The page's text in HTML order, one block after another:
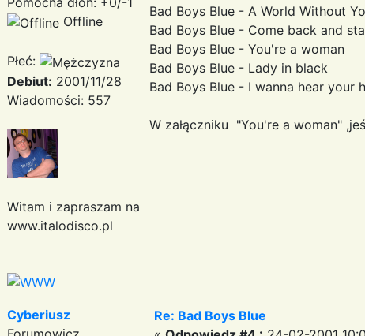
Offline
Płeć:
Debiut: 2001/11/28
Wiadomości: 557
Witam i zapraszam na
www.italodisco.pl
Bad Boys Blue - A World Without
Bad Boys Blue - Come back and
Bad Boys Blue - You're a woman
Bad Boys Blue - Lady in black
Bad Boys Blue - I wanna hear your
W załączniku "You're a woman"
Cyberiusz
Re: Bad Boys Blue